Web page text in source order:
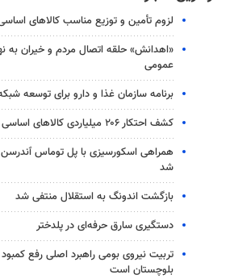
لزوم تأمین و توزیع مناسب کالاهای اساسی
«اهدانش» حلقه اتصال مردم و خیران به
عمومی
برنامه سازمان غذا و دارو برای توسعه
کشف احتکار ۲۰۶ میلیاردی کالاهای اساسی در اردبیل
همراهی اسکورسیزی با پل توماس
شد
بازگشت اندونگ به استقلال منتفی شد
دستگیری سارق حرفه‌ای در پلدختر
تربیت نیروی بومی راهبرد اصلی رفع
بلوچستان است